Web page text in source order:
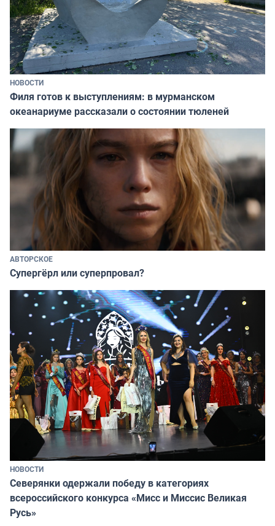
НОВОСТИ
Филя готов к выступлениям: в мурманском
океанариуме рассказали о состоянии тюленей
АВТОРСКОЕ
Супергёрл или суперпровал?
НОВОСТИ
Северянки одержали победу в категориях
всероссийского конкурса «Мисс и Миссис Великая
Русь»